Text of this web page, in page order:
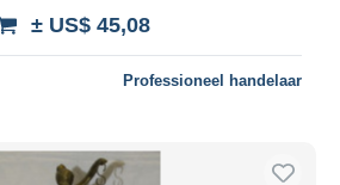
± US$ 45,08
Professioneel handelaar